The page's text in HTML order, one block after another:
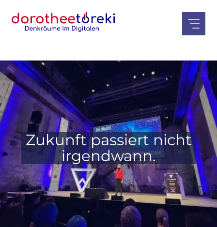
Inhalt
springen
Zukunft passiert nicht
irgendwann.